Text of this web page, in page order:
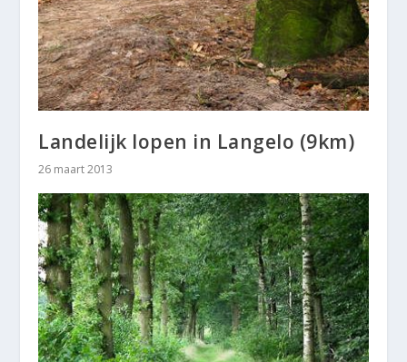
Landelijk lopen in Langelo (9km)
26 maart 2013